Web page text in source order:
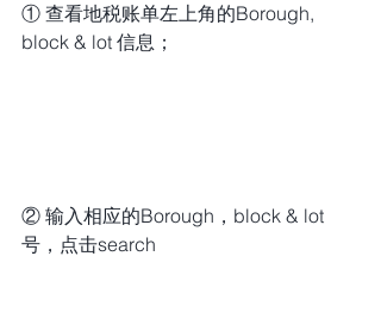
① 查看地税账单左上角的Borough,
block & lot 信息；
② 输入相应的Borough，block & lot
号，点击search